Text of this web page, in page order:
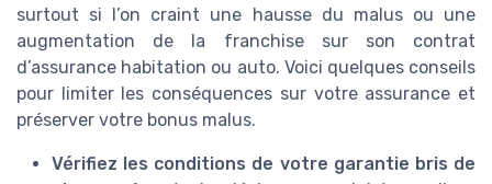
surtout si l’on craint une hausse du malus ou une
augmentation de la franchise sur son contrat
d’assurance habitation ou auto. Voici quelques conseils
pour limiter les conséquences sur votre assurance et
préserver votre bonus malus.
Vérifiez les conditions de votre garantie bris de